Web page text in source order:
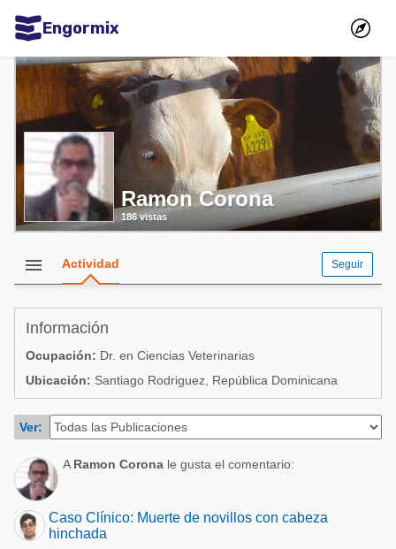
Engormix
Comunidades en español
Agricultura
Balanceados - Piensos
Avicultura
Ganadería
Lechería
Micotoxinas
Mascotas
Comunidades en inglés
Acuacultura
Micotoxinas
Avicultura
Porcicultura
Lechería
Comunidades en portugués
Micotoxinas
Avicultura
Porcicultura
Ramon Corona
186 vistas
menu Actividad Seguir
Información
Ocupación: Dr. en Ciencias Veterinarias
Ubicación: Santiago Rodriguez, República Dominicana
Ver:
A Ramon Corona le gusta el comentario:
Caso Clínico: Muerte de novillos con cabeza
hinchada